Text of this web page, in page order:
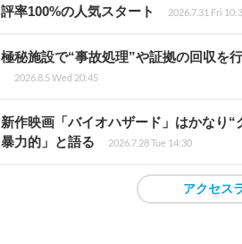
評率100%の人気スタート
2026.7.31 Fri
極秘施設で“事故処理”や証拠の回収を
2026.8.5 Wed 20:45
新作映画「バイオハザード」はかなり
暴力的」と語る
2026.7.28 Tue 14:30
アクセス